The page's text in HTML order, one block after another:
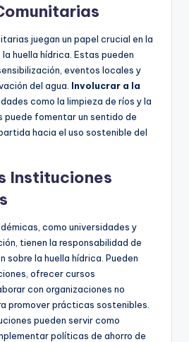
juegan un papel crucial en la
huella hídrica. Estas pueden
eventos locales y
del agua. Involucrar a la
como la limpieza de ríos y la
puede fomentar un sentido de
hacia el uso sostenible del
Instituciones
como universidades y
tienen la responsabilidad de
sobre la huella hídrica. Pueden
ofrecer cursos
con organizaciones no
promover prácticas sostenibles.
pueden servir como
políticas de ahorro de